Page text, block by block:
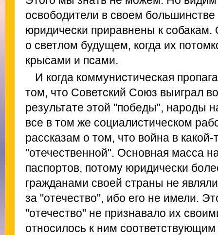
освободители в своем
юридически приравнены к собакам.
о светлом будущем, когда их
крысами и псами.
И когда коммунистическая
том, что Советский Союз выиграл
результате этой "победы", народы
все в том же социалистическом
рассказам о том, что война в
"отечественной". Основная масса
паспортов, потому юридически
гражданами своей страны не
за "отечество", ибо его не имели.
"отечество" не признавало их
относилось к ним